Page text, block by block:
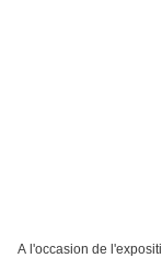
A l'occasion de